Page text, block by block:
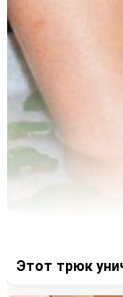
Этот трюк